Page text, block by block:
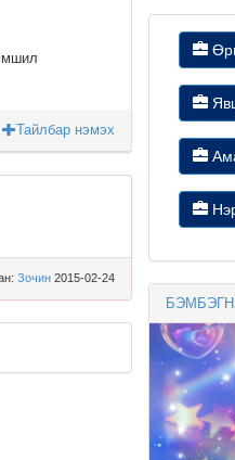
Тайлбар нэмэх
Зочин 2015-02-24